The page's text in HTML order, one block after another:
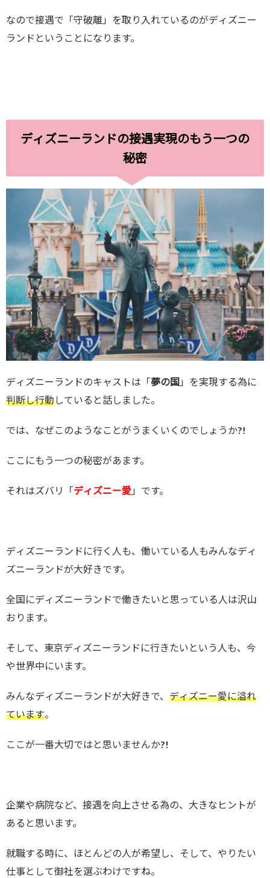
なので接遇で「守破離」を取り入れているのがディズニー
ランドということになります。
ディズニーランドの接遇実現のもう一つの
秘密
ディズニーランドのキャストは「夢の国 」を実現する為に
判断し行動していると話しました。
では、なぜこのようなことがうまくいくのでしょうか?!
ここにもう一つの秘密があます。
それはズバリ「ディズニー愛 」です。
ディズニーランドに行く人も、働いている人もみんなディ
ズニーランドが大好きです。
全国にディズニーランドで働きたいと思っている人は沢山
おります。
そして、東京ディズニーランドに行きたいという人も、今
や世界中にいます。
みんなディズニーランドが大好きで、 ディズニー愛に溢れ
ています。
ここが一番大切ではと思いませんか?!
企業や病院など、接遇を向上させる為の、大きなヒントが
あると思います。
就職する時に、ほとんどの人が希望し、そして、やりたい
仕事として御社を選ぶわけですね。